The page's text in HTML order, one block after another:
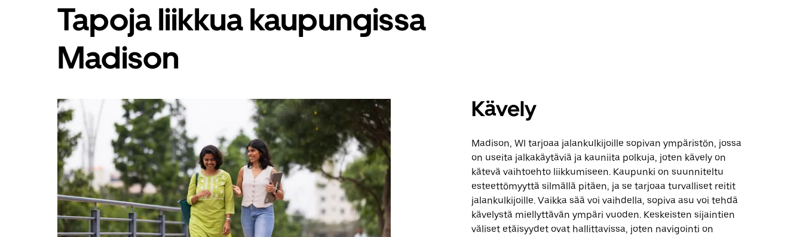
Esc-
painikkeella.
Tapoja liikkua kaupungissa
Madison
Kävely
Madison, WI tarjoaa jalankulkijoille sopivan ympäristön, jossa
on useita jalkakäytäviä ja kauniita polkuja, joten kävely on
kätevä vaihtoehto liikkumiseen. Kaupunki on suunniteltu
esteettömyyttä silmällä pitäen, ja se tarjoaa turvalliset reitit
jalankulkijoille. Vaikka sää voi vaihdella, sopiva asu voi tehdä
kävelystä miellyttävän ympäri vuoden. Keskeisten sijaintien
väliset etäisyydet ovat hallittavissa, joten navigointi on